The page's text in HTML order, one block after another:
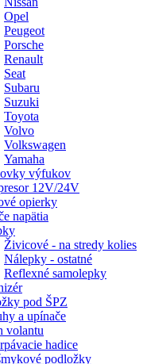
Opel
Peugeot
Porsche
Renault
Seat
Subaru
Suzuki
Toyota
Volvo
Volkswagen
Yamaha
výfukov
12V/24V
opierky
napätia
Živicové - na stredy kolies
Nálepky - ostatné
Reflexné samolepky
pod ŠPZ
a upínače
volantu
hadice
podložky